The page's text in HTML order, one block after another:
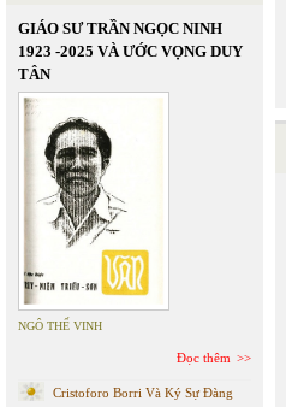
GIÁO SƯ TRẦN NGỌC NINH
1923 -2025 VÀ ƯỚC VỌNG DUY
TÂN
NGÔ THẾ VINH
Đọc thêm
Cristoforo Borri Và Ký Sự Đàng